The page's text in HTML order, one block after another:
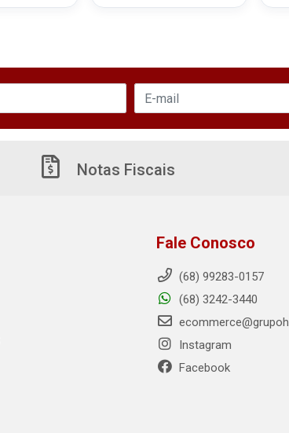
Notas Fiscais
Fale Conosco
(68) 99283-0157
(68) 3242-3440
Instagram
Facebook